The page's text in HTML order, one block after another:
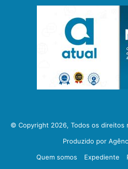
© Copyright 2026, Todos os direitos
Produzido por
Quem somos
Expediente